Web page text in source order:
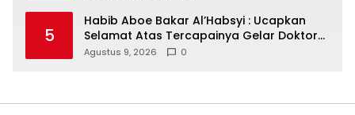
5
Habib Aboe Bakar Al’Habsyi : Ucapkan
Selamat Atas Tercapainya Gelar Doktor
IPDA Dr. Rifky Al’Idrus
Agustus 9, 2026 0